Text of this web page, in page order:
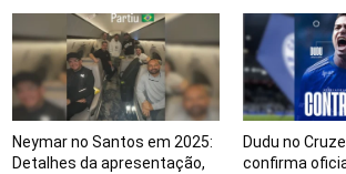
Neymar no Santos em 2025:
Detalhes da apresentação,
Dudu no
confirma